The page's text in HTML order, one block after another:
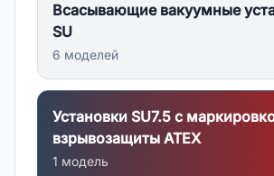
Всасывающие вакуумные
SU
6 моделей
Установки SU7.5 с
взрывозащиты АТЕХ
1 модель